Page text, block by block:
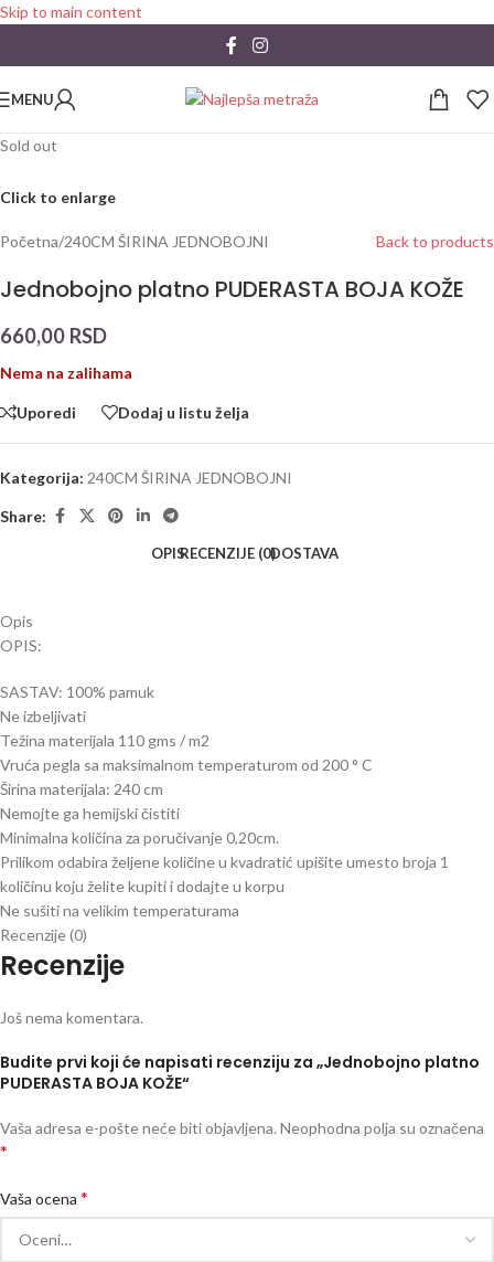
Skip to main content
MENU
Sold out
Click to enlarge
Početna/240CM ŠIRINA JEDNOBOJNI Back to products
Jednobojno platno PUDERASTA BOJA KOŽE
660,00 RSD
Nema na zalihama
Uporedi Dodaj u listu želja
Kategorija: 240CM ŠIRINA JEDNOBOJNI
Share:
OPISRECENZIJE (0)DOSTAVA
Opis
OPIS:
SASTAV: 100% pamuk
Ne izbeljivati
Težina materijala 110 gms / m2
Vruća pegla sa maksimalnom temperaturom od 200 ° C
Širina materijala: 240 cm
Nemojte ga hemijski čistiti
Minimalna količina za poručivanje 0,20cm.
Prilikom odabira željene količine u kvadratić upišite umesto broja 1
količinu koju želite kupiti i dodajte u korpu
Ne sušiti na velikim temperaturama
Recenzije (0)
Recenzije
Još nema komentara.
Budite prvi koji će napisati recenziju za „Jednobojno platno
PUDERASTA BOJA KOŽE“
Vaša adresa e-pošte neće biti objavljena.Neophodna polja su označena
*
Vaša ocena *